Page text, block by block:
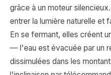
grâce à un moteur
entrer la lumière naturelle et
En se fermant, elles créent
— l'eau est évacuée par un
dissimulées dans les